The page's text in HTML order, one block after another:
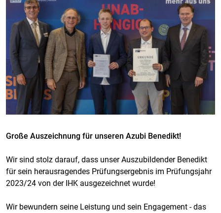
Große Auszeichnung für unseren Azubi Benedikt!
Wir sind stolz darauf, dass unser Auszubildender Benedikt
für sein herausragendes Prüfungsergebnis im Prüfungsjahr
2023/24 von der IHK ausgezeichnet wurde!
Wir bewundern seine Leistung und sein Engagement - das